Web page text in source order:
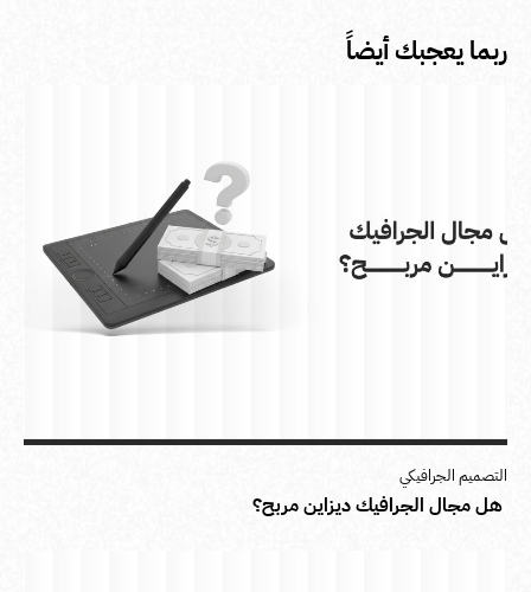
ربما يعجبك أيضاً
التصميم الجرافيكي
هل مجال الجرافيك ديزاين مربح؟